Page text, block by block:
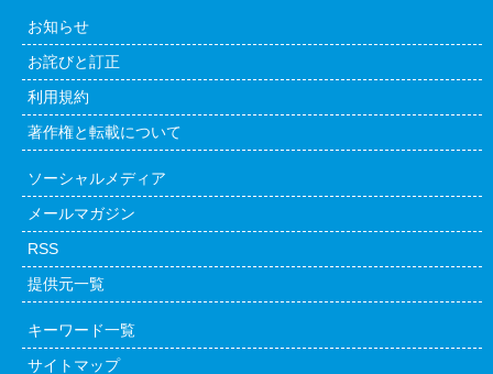
お知らせ
お詫びと訂正
利用規約
著作権と転載について
ソーシャルメディア
メールマガジン
RSS
提供元一覧
キーワード一覧
サイトマップ